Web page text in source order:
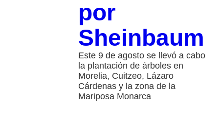
por
Sheinbaum
Este 9 de agosto se llevó a cabo
la plantación de árboles en
Morelia, Cuitzeo, Lázaro
Cárdenas y la zona de la
Mariposa Monarca